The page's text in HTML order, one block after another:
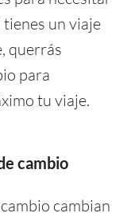
tienes un viaje
querrás
para
tu viaje.
cambio
cambian